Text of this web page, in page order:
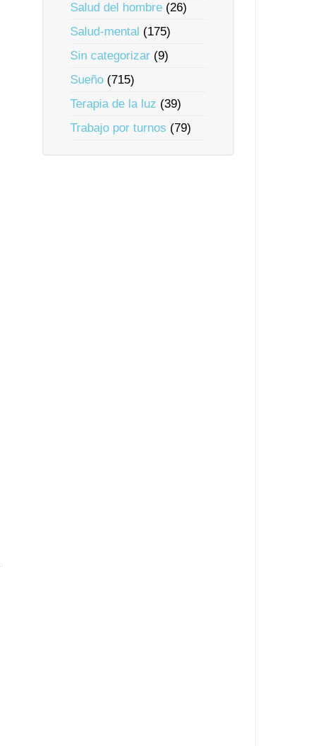
Salud del hombre (26)
Salud-mental (175)
Sin categorizar (9)
Sueño (715)
Terapia de la luz (39)
Trabajo por turnos (79)